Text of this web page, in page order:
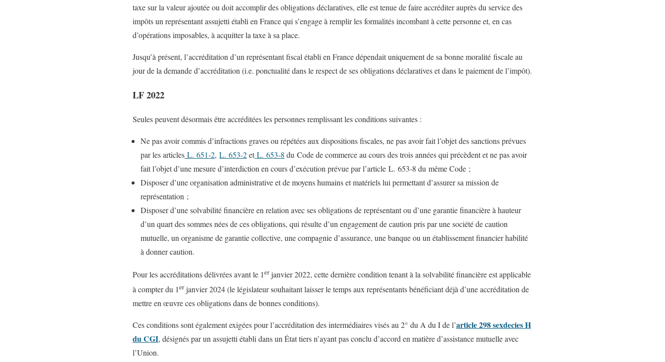
taxe sur la valeur ajoutée ou doit accomplir des obligations déclaratives, elle est tenue de faire accréditer auprès du service des
impôts un représentant assujetti établi en France qui s’engage à remplir les formalités incombant à cette personne et, en cas
d’opérations imposables, à acquitter la taxe à sa place.
Jusqu’à présent, l’accréditation d’un représentant fiscal établi en France dépendait uniquement de sa bonne moralité fiscale au
jour de la demande d’accréditation (i.e. ponctualité dans le respect de ses obligations déclaratives et dans le paiement de l’impôt).
LF 2022
Seules peuvent désormais être accréditées les personnes remplissant les conditions suivantes :
Ne pas avoir commis d’infractions graves ou répétées aux dispositions fiscales, ne pas avoir fait l’objet des sanctions prévues
par les articles L. 651‑2, L. 653‑2etL. 653‑8 du Code de commerce au cours des trois années qui précèdent et ne pas avoir
fait l’objet d’une mesure d’interdiction en cours d’exécution prévue par l’article L. 653‑8 du même Code ;
Disposer d’une organisation administrative et de moyens humains et matériels lui permettant d’assurer sa mission de
représentation ;
Disposer d’une solvabilité financière en relation avec ses obligations de représentant ou d’une garantie financière à hauteur
d’un quart des sommes nées de ces obligations, qui résulte d’un engagement de caution pris par une société de caution
mutuelle, un organisme de garantie collective, une compagnie d’assurance, une banque ou un établissement financier habilité
à donner caution.
Pour les accréditations délivrées avant le 1erjanvier 2022, cette dernière condition tenant à la solvabilité financière est applicable
à compter du 1erjanvier 2024 (le législateur souhaitant laisser le temps aux représentants bénéficiant déjà d’une accréditation de
mettre en œuvre ces obligations dans de bonnes conditions).
Ces conditions sont également exigées pour l’accréditation des intermédiaires visés au 2° du A du I de l’article 298 sexdecies H
du CGI, désignés par un assujetti établi dans un État tiers n’ayant pas conclu d’accord en matière d’assistance mutuelle avec
l’Union.